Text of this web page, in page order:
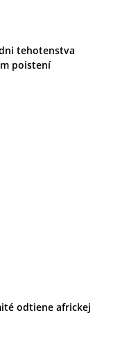
tehotenstva
poistení
odtiene africkej